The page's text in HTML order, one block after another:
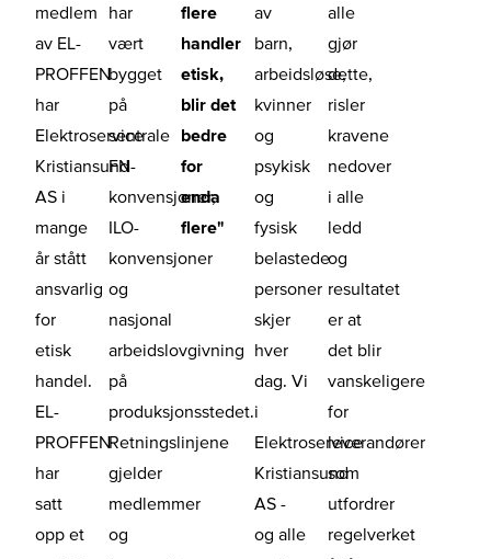
medlem
av EL-
PROFFEN
har
Elektroservice
Kristiansund
AS i
mange
år stått
ansvarlig
for
etisk
handel.
EL-
PROFFEN
har
satt
opp et
har
vært
bygget
på
sentrale
FN-
konvensjoner,
ILO-
konvensjoner
og
nasjonal
arbeidslovgivning
på
produksjonsstedet.
Retningslinjene
gjelder
medlemmer
og
flere
handler
etisk,
blir det
bedre
for
enda
flere"
av
barn,
arbeidsløse,
kvinner
og
psykisk
og
fysisk
belastede
personer
skjer
hver
dag. Vi
i
Elektroservice
Kristiansund
AS -
og alle
alle
gjør
dette,
risler
kravene
nedover
i alle
ledd
og
resultatet
er at
det blir
vanskeligere
for
leverandører
som
utfordrer
regelverket